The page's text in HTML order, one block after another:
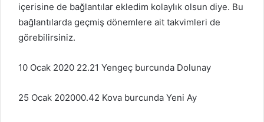
içerisine de bağlantılar ekledim kolaylık olsun diye. Bu
bağlantılarda geçmiş dönemlere ait takvimleri de
görebilirsiniz.
10 Ocak 2020 22.21 Yengeç burcunda Dolunay
25 Ocak 202000.42 Kova burcunda Yeni Ay